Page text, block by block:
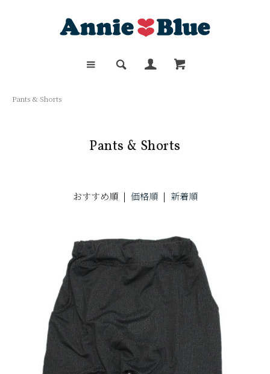
Pants & Shorts
Pants & Shorts
おすすめ順 | 価格順| 新着順